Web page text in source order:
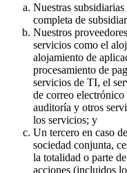
Nuestras
completa de
Nuestros
servicios como el
alojamiento de
procesamiento de
servicios de TI, el
de correo
auditoría y otros
los servicios; y
Un tercero en caso
sociedad conjunta,
la totalidad o parte
acciones (incluidos